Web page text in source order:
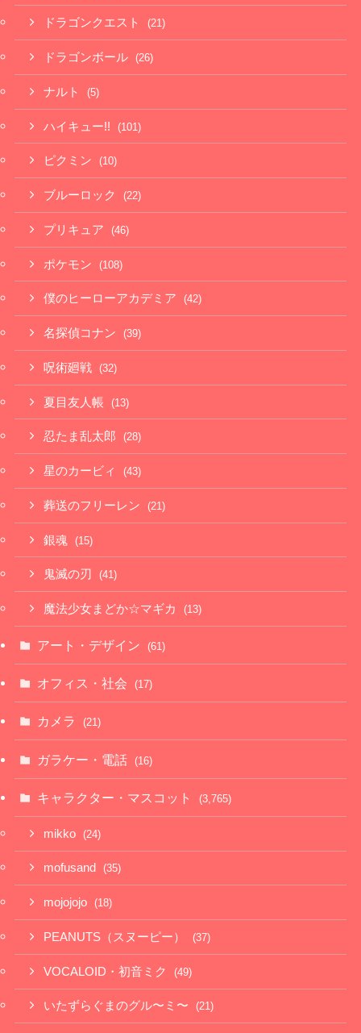
ドラゴンクエスト (21)
ドラゴンボール (26)
ナルト (5)
ハイキュー!! (101)
ピクミン (10)
ブルーロック (22)
プリキュア (46)
ポケモン (108)
僕のヒーローアカデミア (42)
名探偵コナン (39)
呪術廻戦 (32)
夏目友人帳 (13)
忍たま乱太郎 (28)
星のカービィ (43)
葬送のフリーレン (21)
銀魂 (15)
鬼滅の刃 (41)
魔法少女まどか☆マギカ (13)
アート・デザイン (61)
オフィス・社会 (17)
カメラ (21)
ガラケー・電話 (16)
キャラクター・マスコット (3,765)
mikko (24)
mofusand (35)
mojojojo (18)
PEANUTS（スヌーピー） (37)
VOCALOID・初音ミク (49)
いたずらぐまのグル〜ミ〜 (21)